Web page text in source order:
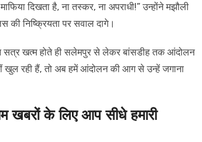
दिखता है, ना तस्कर, ना अपराधी!” उन्होंने मझौली
की निष्क्रियता पर सवाल दागे।
सत्र खत्म होते ही सलेमपुर से लेकर बांसडीह तक आंदोलन
रही हैं, तो अब हमें आंदोलन की आग से उन्हें जगाना
के लिए आप सीधे हमारी